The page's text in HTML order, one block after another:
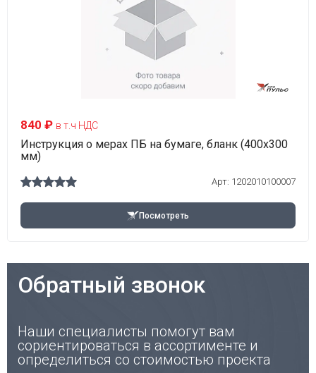
840 ₽ в т.ч НДС
Инструкция о мерах ПБ на бумаге, бланк (400х300
мм)
Арт: 1202010100007
Посмотреть
Обратный звонок
Наши специалисты помогут вам
сориентироваться в ассортименте и
определиться со стоимостью проекта